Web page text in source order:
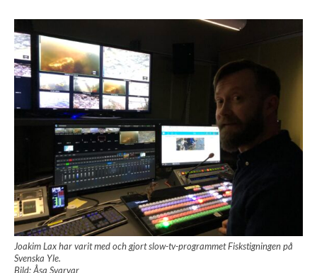
Joakim Lax har varit med och gjort slow-tv-programmet Fiskstigningen på
Svenska Yle.
Bild: Åsa Svarvar